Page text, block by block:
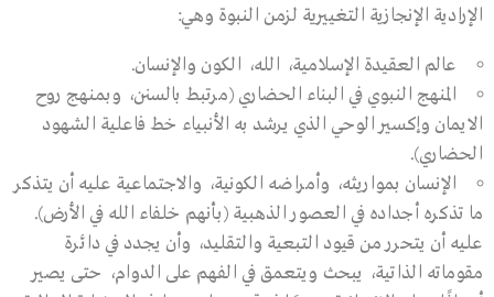
الإرادية الإنجازية التغييرية لزمن النبوة وهي:
عالم العقيدة الإسلامية، الله، الكون والإنسان.
المنهج النبوي في البناء الحضاري (مرتبط بالسنن، وبمنهج روح
الايمان وإكسير الوحي الذي يرشد به الأنبياء خط فاعلية الشهود
الحضاري).
الإنسان بمواريثه، وأمراضه الكونية، والاجتماعية عليه أن يتذكر
ما تذكره أجداده في العصور الذهبية (بأنهم خلفاء الله في الأرض).
عليه أن يتحرر من قيود التبعية والتقليد، وأن يجدد في دائرة
مقوماته الذاتية، يبحث ويتعمق في الفهم على الدوام، حتى يصير